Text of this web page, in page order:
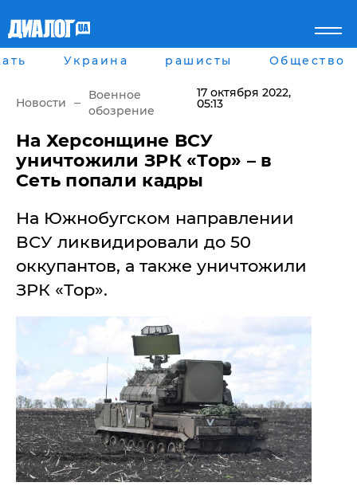
Главная
рассея
Беларусь
Военное обозрение
Наука и Техника
Экономика
Блоги
Пресса
Шоу-биз
Здоровье
Украина
Культура
Города
Луганск
Харьков
Львов
Одесса
Война на Донбассе и в
Оккупация Крыма
Новости Крыма
Донбасс
Армия Украины
Лайф стайл
Здоровье
Помощь проекту
Стиль Диалога
Шоу-биз
Культура
Общество
Пресс-релизы Авторское
Украина рашисты Общество
Новости
Военное
обозрение
17 октября 2022,
05:13
​На Херсонщине ВСУ
уничтожили ЗРК «Тор» – в
Сеть попали кадры
На Южнобугском направлении
ВСУ ликвидировали до 50
оккупантов, а также уничтожили
ЗРК «Тор».